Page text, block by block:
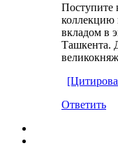
Поступите
коллекцию
вкладом в
Ташкента.
Ответить